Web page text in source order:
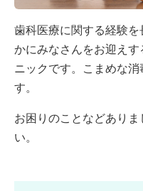
歯科医療に関する経験
かにみなさんをお迎えす
ニックです。こまめな
す。
お困りのことなどあり
い。